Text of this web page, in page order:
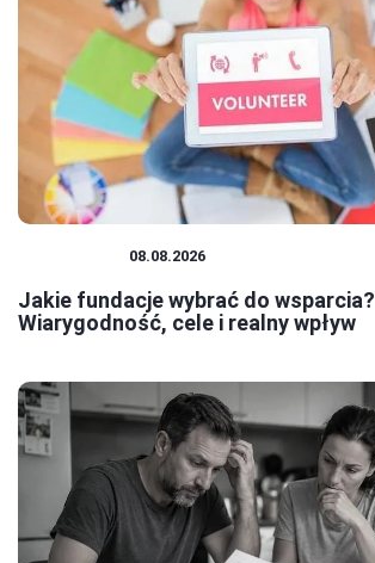
08.08.2026
Jakie fundacje wybrać do wsparcia?
Wiarygodność, cele i realny wpływ